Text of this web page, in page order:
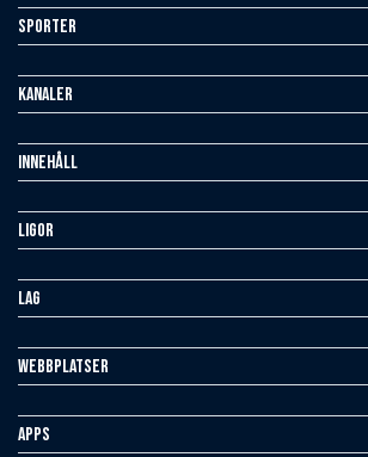
Sporter
Kanaler
Innehåll
Ligor
Lag
Webbplatser
Apps